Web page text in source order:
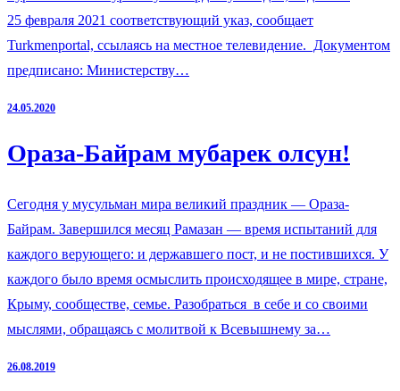
25 февраля 2021 соответствующий указ, сообщает
Turkmenportal, ссылаясь на местное телевидение. Документом
предписано: Министерству…
24.05.2020
Ораза-Байрам мубарек олсун!
Сегодня у мусульман мира великий праздник — Ораза-
Байрам. Завершился месяц Рамазан — время испытаний для
каждого верующего: и державшего пост, и не постившихся. У
каждого было время осмыслить происходящее в мире, стране,
Крыму, сообществе, семье. Разобраться в себе и со своими
мыслями, обращаясь с молитвой к Всевышнему за…
26.08.2019